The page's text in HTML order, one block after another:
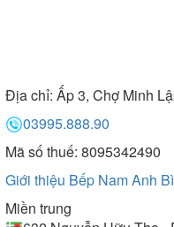
Địa chỉ: Ấp 3, Chợ Minh
03995.888.90
Mã số thuế: 8095342490
Giới thiệu Bếp Nam Anh
Miền trung